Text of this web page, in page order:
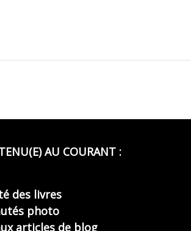
AU COURANT :
des livres
photo
articles de blog